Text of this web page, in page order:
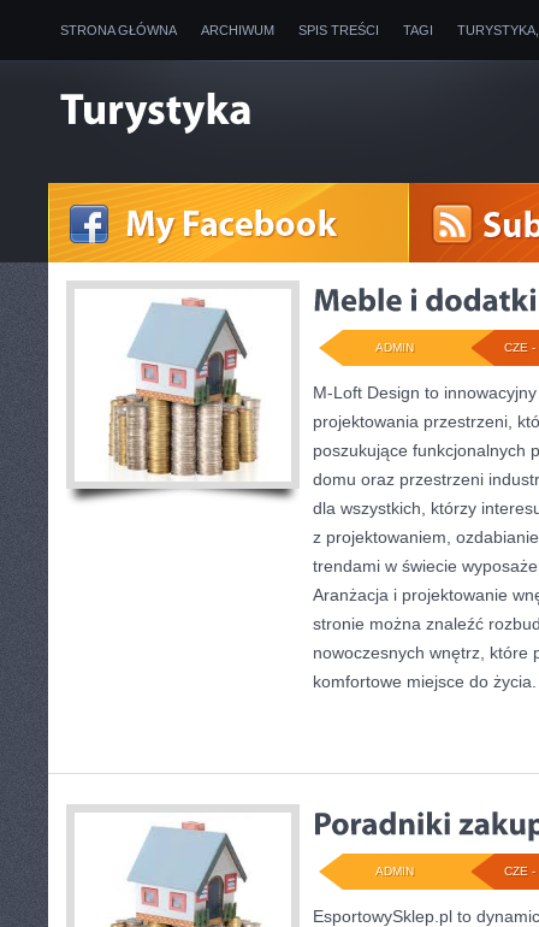
STRONA GŁÓWNA ARCHIWUM SPIS TREŚCI TAGI
CZE -
ADMIN
M-Loft Design to
projektowania przestrzeni,
poszukujące funkcjonalnych
domu oraz przestrzeni
dla wszystkich, którzy
z projektowaniem,
trendami w świecie
Aranżacja i projektowanie
stronie można znaleźć
nowoczesnych wnętrz, które
komfortowe miejsce do
CZE -
ADMIN
EsportowySklep.pl to